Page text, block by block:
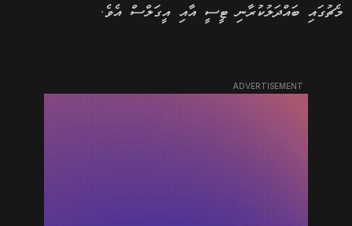
މެޗުގައި ބައްދަލުކުރާނި ޓީސީ އާއި އީގަލްސް އެވެ.
ADVERTISEMENT